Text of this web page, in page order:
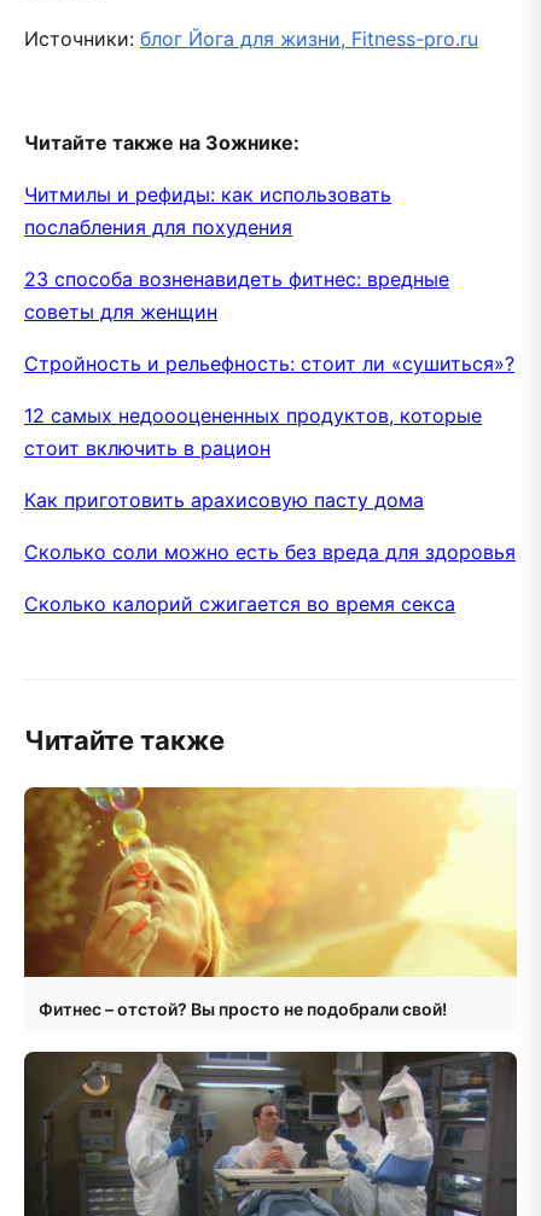
Источники: блог Йога для жизни, Fitness-pro.ru
Читайте также на Зожнике:
Читмилы и рефиды: как использовать
послабления для похудения
23 способа возненавидеть фитнес: вредные
советы для женщин
Стройность и рельефность: стоит ли «сушиться»?
12 самых недоооцененных продуктов, которые
стоит включить в рацион
Как приготовить арахисовую пасту дома
Сколько соли можно есть без вреда для здоровья
Сколько калорий сжигается во время секса
Читайте также
Фитнес – отстой? Вы просто не подобрали свой!